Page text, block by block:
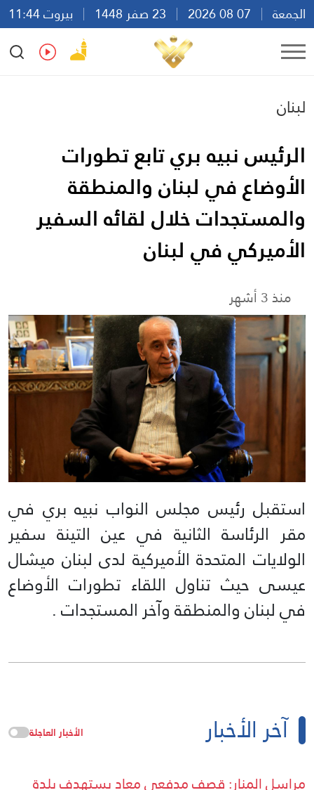
الجمعة
بيروت 11:44
Ar
En Fr Es
لبنان
الرئيس نبيه بري تابع تطورات
الأوضاع في لبنان والمنطقة
والمستجدات خلال لقائه السفير
الأميركي في لبنان
منذ 3 أشهر
استقبل رئيس مجلس النواب نبيه بري في
مقر الرئاسة الثانية في عين التينة سفير
الولايات المتحدة الأميركية لدى لبنان ميشال
عيسى حيث تناول اللقاء تطورات الأوضاع
في لبنان والمنطقة وآخر المستجدات .
آخر الأخبار الأخبار العاجلة
مراسل المنار: قصف مدفعي معاد يستهدف بلدة